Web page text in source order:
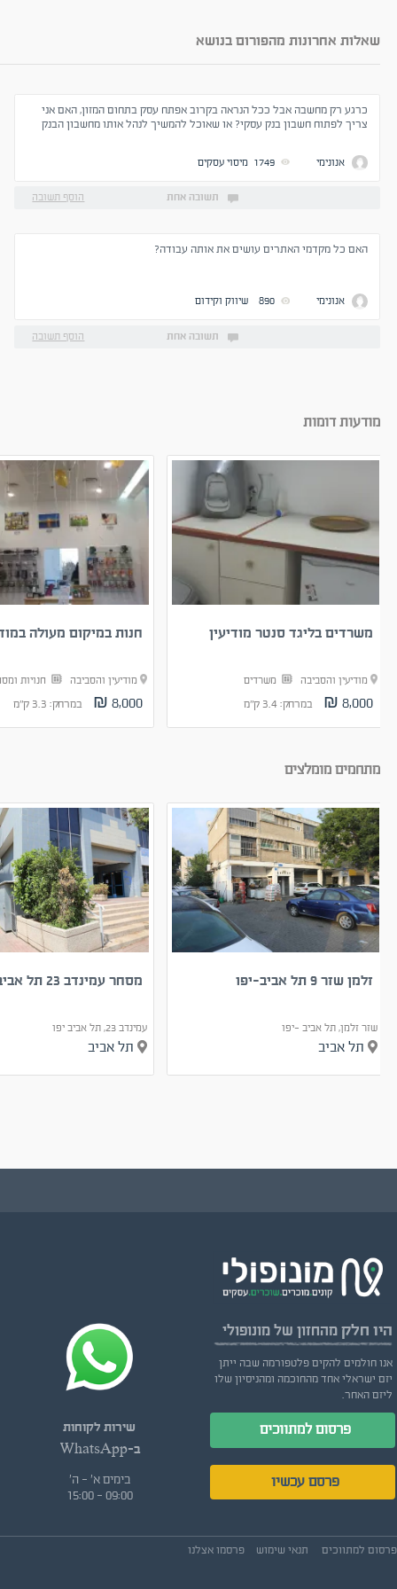
שאלות אחרונות מהפורום בנושא
כרגע רק מחשבה אבל ככל הנראה בקרוב אפתח עסק בתחום המזון, האם אני
צריך לפתוח חשבון בנק עסקי? או שאוכל להמשיך לנהל אותו מחשבון הבנק
אנונימי 1749 מיסוי עסקים
תשובה אחת הוסף תשובה
האם כל מקדמי האתרים עושים את אותה עבודה?
אנונימי 890 שיווק וקידום
תשובה אחת הוסף תשובה
מודעות דומות
משרדים בליגד סנטר מודיעין
מודיעין והסביבה משרדים
8,000 ₪ במרחק: 3.4 ק"מ
חנות במיקום מעולה
מודיעין והסביבה חנויות
8,000 ₪ במרחק: 3.3 ק"מ
מתחמים מומלצים
זלמן שזר 9 תל אביב-יפו
שזר זלמן, תל אביב -יפו
תל אביב
מסחר עמינדב 23 תל אביב-יפו
עמינדב 23, תל אביב יפו
תל אביב
היו חלקמהחזון של מונופולי
אנו חולמים להקים פלטפורמה שבה ייתן
יזם ישראלי אחד מהחוכמה ומהניסיון שלו
ליזם האחר.
פרסום למתווכים
פרסם עכשיו
שירות לקוחות
ב-WhatsApp
בימים א' - ה'
09:00 - 15:00
פרסום למתווכים תנאי שימוש פרסמו אצלנו